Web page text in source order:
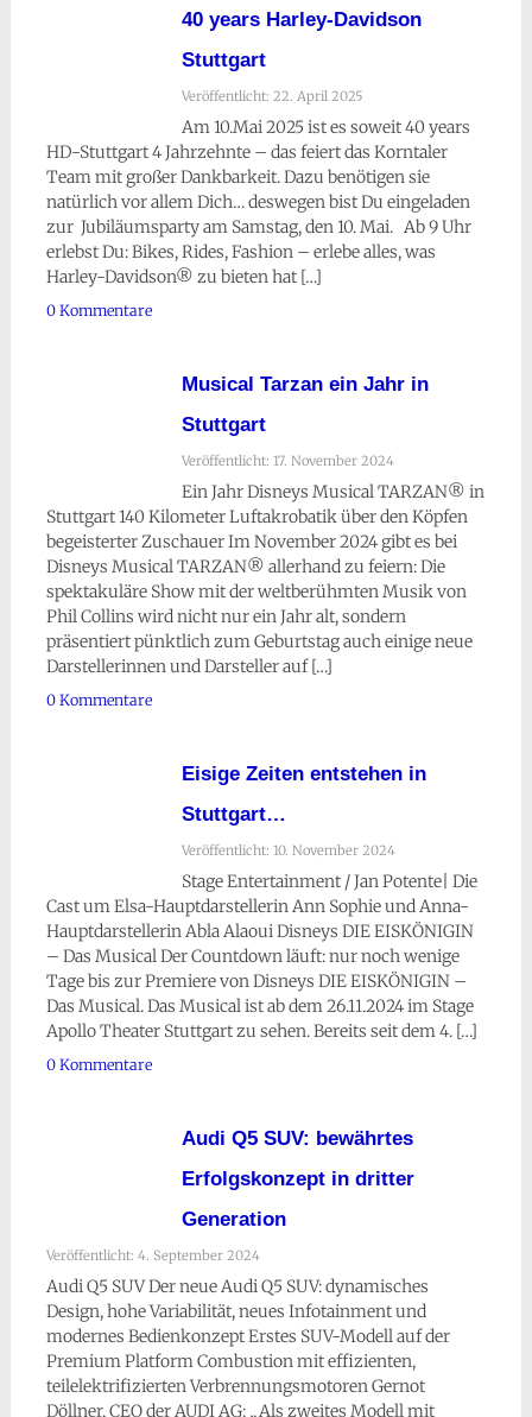
40 years Harley-Davidson
Stuttgart
Veröffentlicht: 22. April 2025
Am 10.Mai 2025 ist es soweit 40 years
HD-Stuttgart 4 Jahrzehnte – das feiert das Korntaler
Team mit großer Dankbarkeit. Dazu benötigen sie
natürlich vor allem Dich… deswegen bist Du eingeladen
zur Jubiläumsparty am Samstag, den 10. Mai. Ab 9 Uhr
erlebst Du: Bikes, Rides, Fashion – erlebe alles, was
Harley-Davidson® zu bieten hat […]
0 Kommentare
Musical Tarzan ein Jahr in
Stuttgart
Veröffentlicht: 17. November 2024
Ein Jahr Disneys Musical TARZAN® in
Stuttgart 140 Kilometer Luftakrobatik über den Köpfen
begeisterter Zuschauer Im November 2024 gibt es bei
Disneys Musical TARZAN® allerhand zu feiern: Die
spektakuläre Show mit der weltberühmten Musik von
Phil Collins wird nicht nur ein Jahr alt, sondern
präsentiert pünktlich zum Geburtstag auch einige neue
Darstellerinnen und Darsteller auf […]
0 Kommentare
Eisige Zeiten entstehen in
Stuttgart…
Veröffentlicht: 10. November 2024
Stage Entertainment / Jan Potente| Die
Cast um Elsa-Hauptdarstellerin Ann Sophie und Anna-
Hauptdarstellerin Abla Alaoui Disneys DIE EISKÖNIGIN
– Das Musical Der Countdown läuft: nur noch wenige
Tage bis zur Premiere von Disneys DIE EISKÖNIGIN –
Das Musical. Das Musical ist ab dem 26.11.2024 im Stage
Apollo Theater Stuttgart zu sehen. Bereits seit dem 4. […]
0 Kommentare
Audi Q5 SUV: bewährtes
Erfolgskonzept in dritter
Generation
Veröffentlicht: 4. September 2024
Audi Q5 SUV Der neue Audi Q5 SUV: dynamisches
Design, hohe Variabilität, neues Infotainment und
modernes Bedienkonzept Erstes SUV-Modell auf der
Premium Platform Combustion mit effizienten,
teilelektrifizierten Verbrennungsmotoren Gernot
Döllner, CEO der AUDI AG: „Als zweites Modell mit